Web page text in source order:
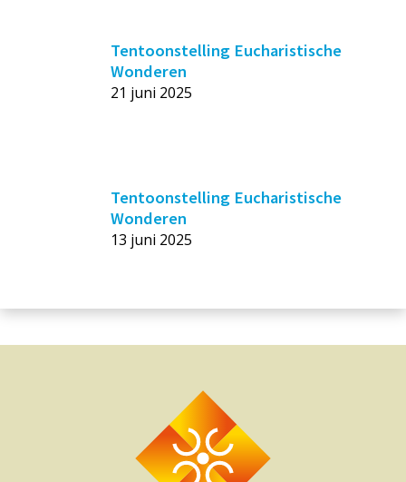
Tentoonstelling Eucharistische
Wonderen
21 juni 2025
Tentoonstelling Eucharistische
Wonderen
13 juni 2025